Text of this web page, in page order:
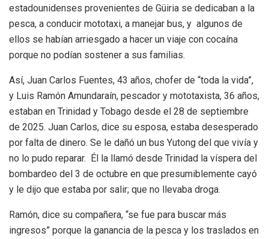
estadounidenses provenientes de Güiria se dedicaban a la
pesca, a conducir mototaxi, a manejar bus, y algunos de
ellos se habían arriesgado a hacer un viaje con cocaína
porque no podían sostener a sus familias.
Así, Juan Carlos Fuentes, 43 años, chofer de “toda la vida”,
y Luis Ramón Amundaraín, pescador y mototaxista, 36 años,
estaban en Trinidad y Tobago desde el 28 de septiembre
de 2025. Juan Carlos, dice su esposa, estaba desesperado
por falta de dinero. Se le dañó un bus Yutong del que vivía y
no lo pudo reparar. Él la llamó desde Trinidad la víspera del
bombardeo del 3 de octubre en que presumiblemente cayó
y le dijo que estaba por salir; que no llevaba droga.
Ramón, dice su compañera, “se fue para buscar más
ingresos” porque la ganancia de la pesca y los traslados en